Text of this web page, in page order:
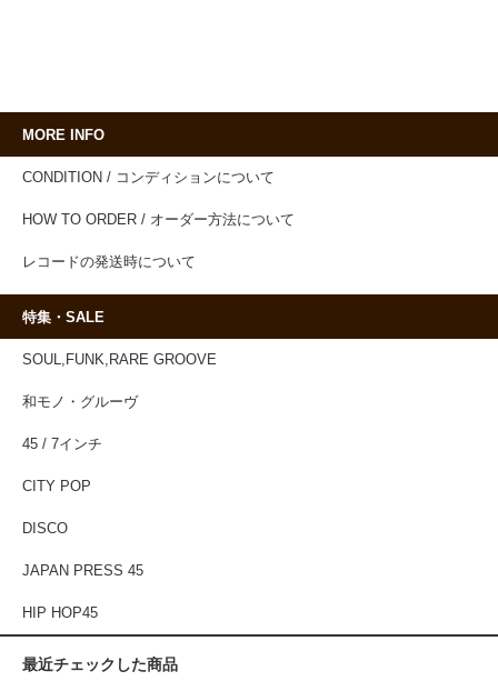
MORE INFO
CONDITION / コンディションについて
HOW TO ORDER / オーダー方法について
レコードの発送時について
特集・SALE
SOUL,FUNK,RARE GROOVE
和モノ・グルーヴ
45 / 7インチ
CITY POP
DISCO
JAPAN PRESS 45
HIP HOP45
最近チェックした商品